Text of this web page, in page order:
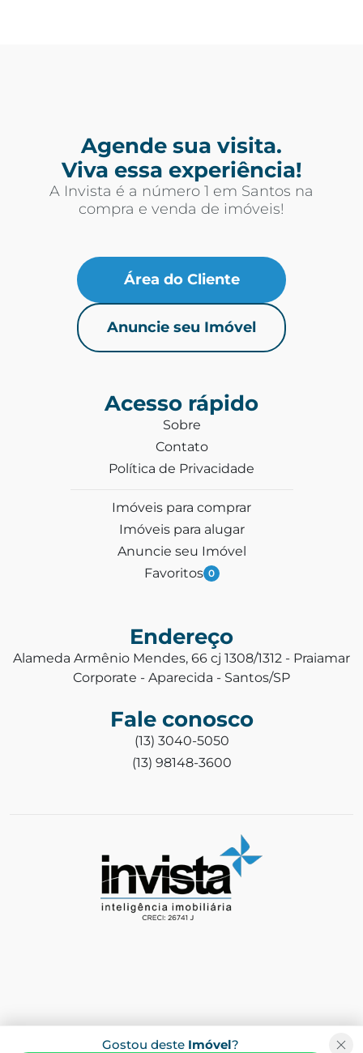
Gostou deste Imóvel?
Agende sua visita.
Viva essa experiência!
A Invista é a número 1 em Santos na
compra e venda de imóveis!
Área do Cliente
Anuncie seu Imóvel
Acesso rápido
Sobre
Contato
Política de Privacidade
Imóveis para comprar
Imóveis para alugar
Anuncie seu Imóvel
Favoritos 0
Endereço
Alameda Armênio Mendes, 66 cj 1308/1312 - Praiamar
Corporate - Aparecida - Santos/SP
Fale conosco
(13) 3040-5050
(13) 98148-3600